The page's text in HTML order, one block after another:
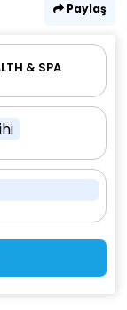
Paylaş